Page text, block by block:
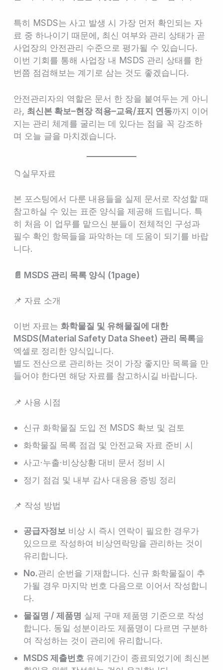
특히 MSDS는 사고 발생 시 가장 먼저 확인되는 자
료 중 하나이기 때문에, 최신 여부와 관리 상태가 곧
사업장의 안전관리 수준으로 평가될 수 있습니다.
이번 기회를 통해 사업장 내 MSDS 관리 상태를 한
번쯤 점검해보는 계기로 삼는 것도 좋겠습니다.
안전관리자의 역할은 문서 한 장을 붙여두는 게 아니
라, 최신본 확보–현장 적용–교육/표지 연동까지 이어
지는 관리 체계를 굴리는 데 있다는 점을 꼭 강조하
며 오늘 글을 마치겠습니다.
📁실무자료
본 포스팅에서 다룬 내용들을 실제 문서로 작성할 때
참고하실 수 있는 표준 양식을 제공해 드립니다. 특
히 처음 이 업무를 맡으신 분들이 전체적인 구성과
필수 확인 항목들을 파악하는 데 도움이 되기를 바랍
니다.
📄 MSDS 관리 목록 양식 (1page)
📌 자료 소개
이번 자료는 화학물질 및 유해물질에 대한
MSDS(Material Safety Data Sheet) 관리 목록을
엑셀로 정리한 양식입니다.
별도 전산으로 관리하는 것이 가장 좋지만 목록을 만
들어야 한다면 해당 자료를 참고하시길 바랍니다.
📌 사용 시점
신규 화학물질 도입 전 MSDS 확보 및 검토
화학물질 목록 점검 및 안전교육 자료 준비 시
사고·누출·비상상황 대비 문서 정비 시
정기 점검 및 내부 감사 대응용 증빙 정리
📌 작성 방법
공급자정보 비상 시 즉시 연락이 필요한 경우가
있으므로 작성하여 비상연락망을 관리하는 것이
유리합니다.
No.관리 순번을 기재합니다. 신규 화학물질이 추
가될 경우 마지막 번호 다음으로 이어서 작성합니
다.
물질명 / 제품명 실제 구매 제품명 기준으로 작성
합니다. 동일 성분이라도 제품명이 다르면 구분하
여 작성하는 것이 관리에 유리합니다.
MSDS 제출번호 유예기간이 종료되었기에 최신본